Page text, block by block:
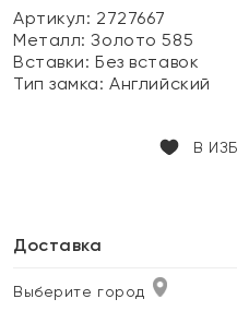
Артикул: 2727667
Металл:Золото 585
Вставки:Без вставок
Тип замка:Английский
В
Доставка
Выберите город